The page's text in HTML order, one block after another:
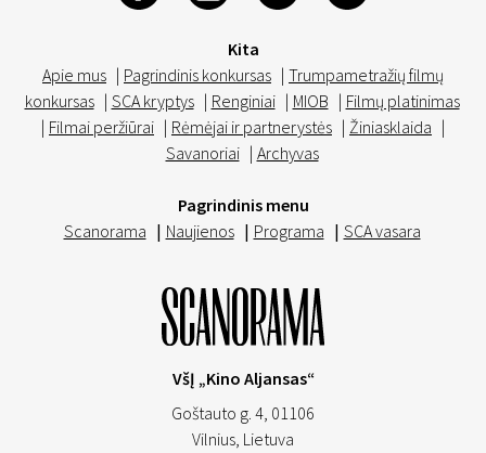
Kita
Apie mus | Pagrindinis konkursas | Trumpametražių filmų
konkursas | SCA kryptys | Renginiai | MIOB | Filmų platinimas
| Filmai peržiūrai | Rėmėjai ir partnerystės | Žiniasklaida |
Savanoriai | Archyvas
Pagrindinis menu
Scanorama | Naujienos | Programa | SCA vasara
VšĮ „Kino Aljansas“
Goštauto g. 4, 01106
Vilnius, Lietuva